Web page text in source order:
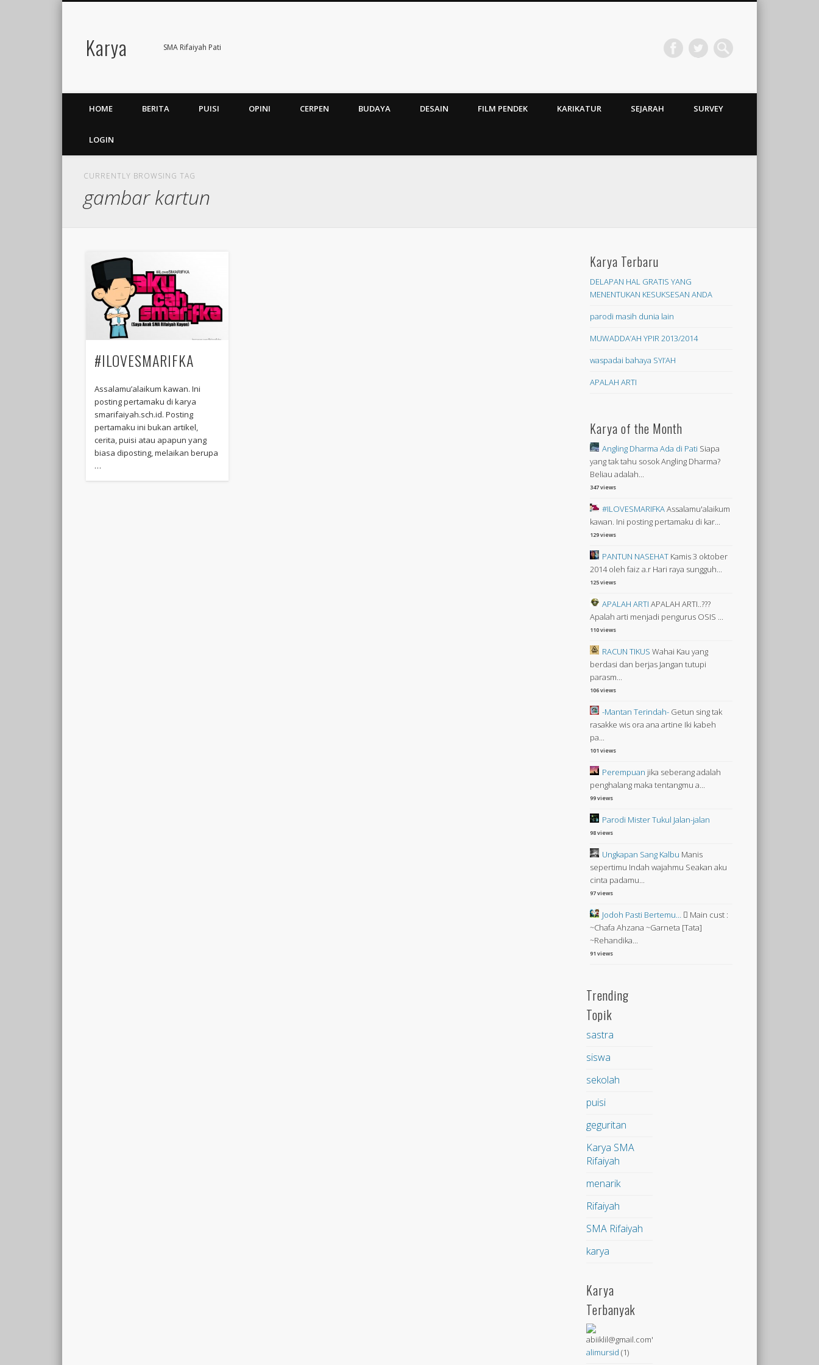
Karya SMA Rifaiyah Pati
FacebookTwitter
HOME BERITA PUISI OPINI CERPEN BUDAYA DESAIN FILM PENDEK KARIKATUR SEJARAH SURVEY
LOGIN
CURRENTLY BROWSING TAG
gambar kartun
#ILOVESMARIFKA
Assalamu’alaikum kawan. Ini
posting pertamaku di karya
smarifaiyah.sch.id. Posting
pertamaku ini bukan artikel,
cerita, puisi atau apapun yang
biasa diposting, melaikan berupa
…
Karya Terbaru
DELAPAN HAL GRATIS YANG
MENENTUKAN KESUKSESAN ANDA
parodi masih dunia lain
MUWADDA’AH YPIR 2013/2014
waspadai bahaya SYI’AH
APALAH ARTI
Karya of the Month
Angling Dharma Ada di Pati Siapa
yang tak tahu sosok Angling Dharma?
Beliau adalah...
347 views
#ILOVESMARIFKAAssalamu'alaikum
kawan. Ini posting pertamaku di kar...
129 views
PANTUN NASEHAT Kamis 3 oktober
2014 oleh faiz a.r Hari raya sungguh...
125 views
APALAH ARTI APALAH ARTI..???
Apalah arti menjadi pengurus OSIS ...
110 views
RACUN TIKUS Wahai Kau yang
berdasi dan berjas Jangan tutupi
parasm...
106 views
-Mantan Terindah- Getun sing tak
rasakke wis ora ana artine Iki kabeh
pa...
101 views
Perempuan jika seberang adalah
penghalang maka tentangmu a...
99 views
Parodi Mister Tukul Jalan-jalan
98 views
Ungkapan Sang Kalbu Manis
sepertimu Indah wajahmu Seakan aku
cinta padamu...
97 views
Jodoh Pasti Bertemu…  Main cust :
~Chafa Ahzana ~Garneta [Tata]
~Rehandika...
91 views
Trending
Topik
sastra
siswa
sekolah
puisi
geguritan
Karya SMA
Rifaiyah
menarik
Rifaiyah
SMA Rifaiyah
karya
Karya
Terbanyak
alimursid (1)